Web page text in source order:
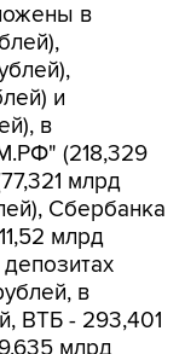
в
и
в
(218,329
млрд
Сбербанка
млрд
в
ВТБ - 293,401